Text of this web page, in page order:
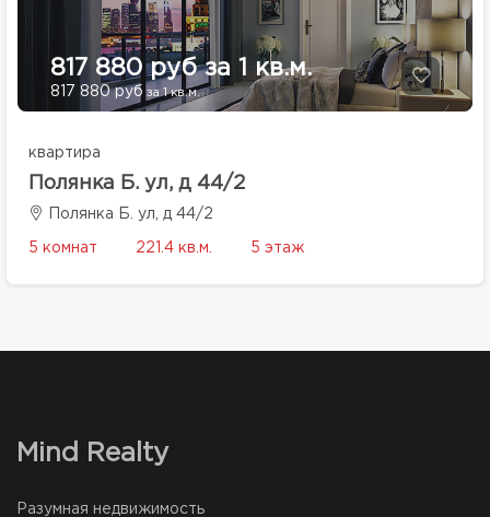
817 880 руб за 1 кв.м.
817 880 руб за 1 кв.м.
квартира
Полянка Б. ул, д 44/2
Полянка Б. ул, д 44/2
5 комнат 221.4 кв.м. 5 этаж
Mind Realty
Разумная недвижимость